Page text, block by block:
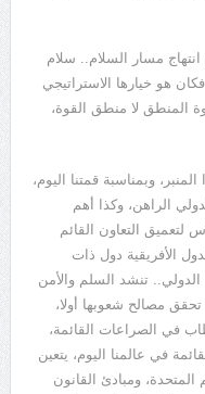
مسار السلام.. سلام
هو خيارها الاستراتيجي
المنطق لا منطق القوة،
وبمناسبة قمتنا اليوم،
الراهن، وكذا أهم
لتعميق التعاون القائم
الأفريقية دول ذات
تنشد السلم والأمن
مصالح شعوبها أولا،
في الصراعات القائمة،
في عالمنا اليوم، يتعين
ومبادئ القانون